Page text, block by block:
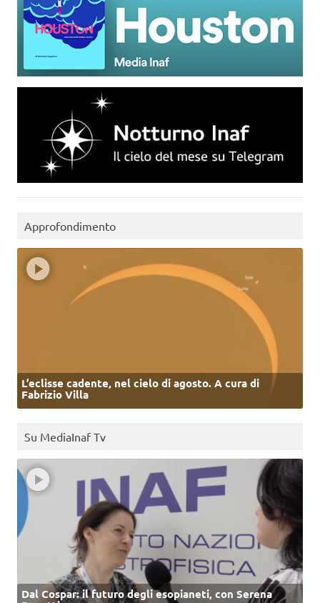
Approfondimento
L’eclisse cadente, nel cielo di agosto. A cura di
Fabrizio Villa
Su MediaInaf Tv
Dal Cospar: il futuro degli esopianeti, con Serena